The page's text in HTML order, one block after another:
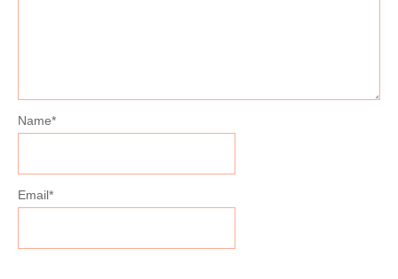
Name*
Email*